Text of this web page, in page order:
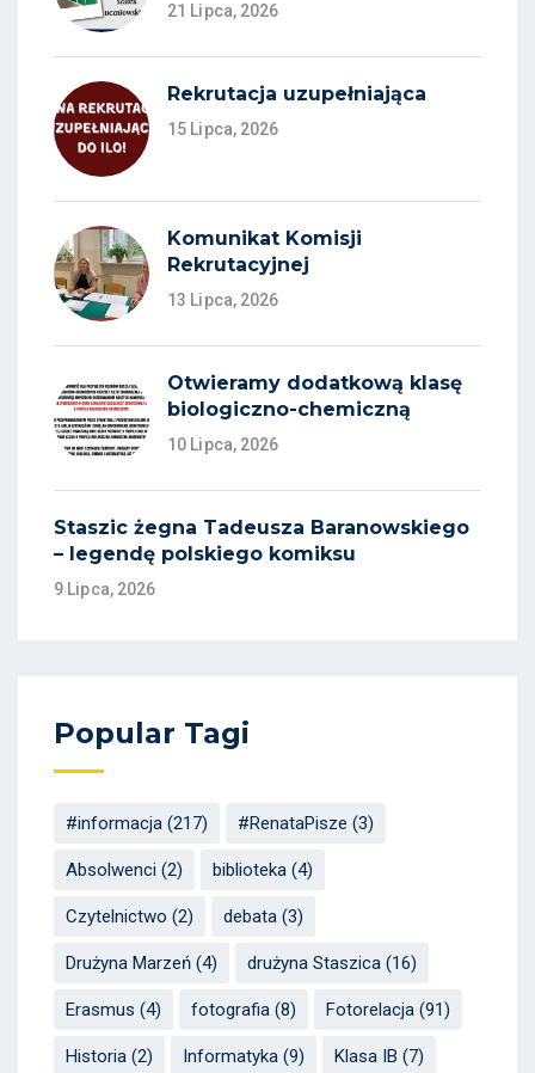
21 Lipca, 2026
Rekrutacja uzupełniająca
15 Lipca, 2026
Komunikat Komisji
Rekrutacyjnej
13 Lipca, 2026
Otwieramy dodatkową klasę
biologiczno-chemiczną
10 Lipca, 2026
Staszic żegna Tadeusza Baranowskiego
– legendę polskiego komiksu
9 Lipca, 2026
Popular Tagi
#informacja (217) #RenataPisze (3)
Absolwenci (2) biblioteka (4)
Czytelnictwo (2) debata (3)
Drużyna Marzeń (4) drużyna Staszica (16)
Erasmus (4) fotografia (8) Fotorelacja (91)
Historia (2) Informatyka (9) Klasa IB (7)